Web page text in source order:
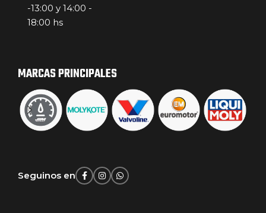
-13:00 y 14:00 -
18:00 hs
MARCAS PRINCIPALES
Seguinos en